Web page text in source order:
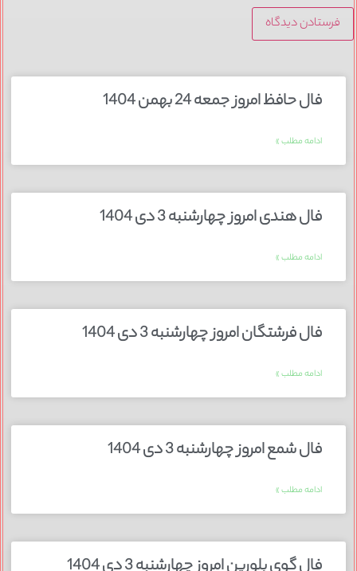
فال حافظ امروز جمعه 24 بهمن 1404
ادامه مطلب »
فال هندی امروز چهارشنبه 3 دی 1404
ادامه مطلب »
فال فرشتگان امروز چهارشنبه 3 دی 1404
ادامه مطلب »
فال شمع امروز چهارشنبه 3 دی 1404
ادامه مطلب »